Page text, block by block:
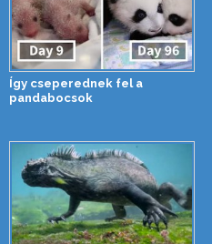
Így cseperednek fel a
pandabocsok